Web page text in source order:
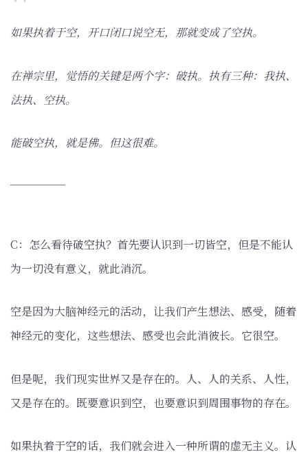
如果执着于空，开口闭口说空无，那就变成了空执。
在禅宗里，觉悟的关键是两个字：破执。执有三种：我执、
法执、空执。
能破空执，就是佛。但这很难。
─────
C：怎么看待破空执？首先要认识到一切皆空，但是不能认
为一切没有意义，就此消沉。
空是因为大脑神经元的活动，让我们产生想法、感受，随着
神经元的变化，这些想法、感受也会此消彼长。它很空。
但是呢，我们现实世界又是存在的。人、人的关系、人性，
又是存在的。既要意识到空，也要意识到周围事物的存在。
如果执着于空的话，我们就会进入一种所谓的虚无主义。认